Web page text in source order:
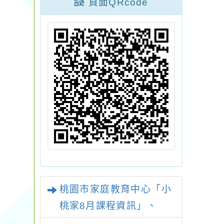
頁面QRcode
桃園市家庭教育中心「小
桃家8月課程資訊」、